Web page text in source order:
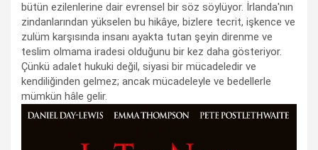
bütün ezilenlerine dair evrensel bir söz söylüyor. İrlanda'nın
zindanlarından yükselen bu hikâye, bizlere tecrit, işkence ve
zulüm karşısında insanı ayakta tutan şeyin direnme ve
teslim olmama iradesi olduğunu bir kez daha gösteriyor.
Çünkü adalet hukuki değil, siyasi bir mücadeledir ve
kendiliğinden gelmez; ancak mücadeleyle ve bedellerle
mümkün hâle gelir.